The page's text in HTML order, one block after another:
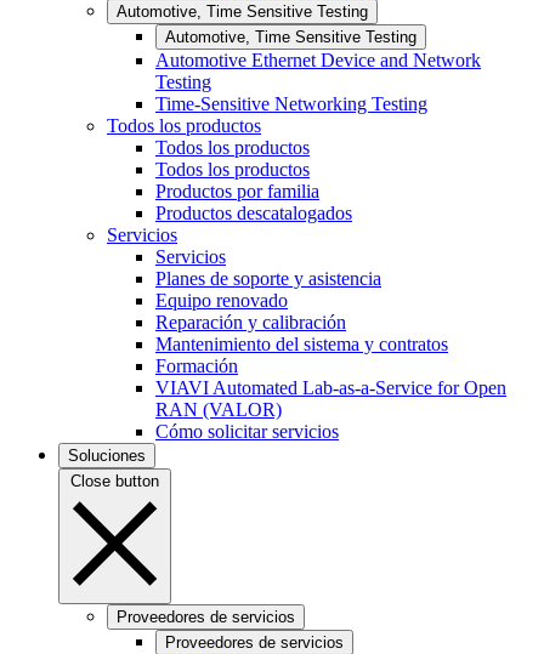
Automotive, Time Sensitive Testing
Automotive, Time Sensitive Testing
Automotive Ethernet Device and Network
Testing
Time-Sensitive Networking Testing
Todos los productos
Todos los productos
Todos los productos
Productos por familia
Productos descatalogados
Servicios
Servicios
Planes de soporte y asistencia
Equipo renovado
Reparación y calibración
Mantenimiento del sistema y contratos
Formación
VIAVI Automated Lab-as-a-Service for Open
RAN (VALOR)
Cómo solicitar servicios
Soluciones
Close button
Proveedores de servicios
Proveedores de servicios